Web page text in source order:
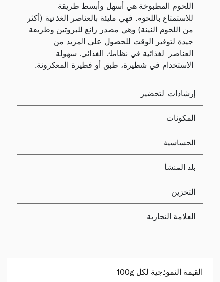
اللحوم المطبوخة هي أسهل وأبسط طريقة
للاستمتاع باللحوم. فهي مليئة بالعناصر الغذائية (أكثر
من اللحوم النيئة) وهي مصدر رائع للبروتين وطريقة
جيدة لتوفير الوقت للحصول على المزيد من
العناصر الغذائية في نظامك الغذائي. سهولة
الاستخدام في شطيرة، طبق أو فطيرة المعكرونة.
إرشادات التحضير
المكونات
الحساسية
بلد المنشأ
التخزين
العلامة التجارية
القيمة النموذجية لكل 100g